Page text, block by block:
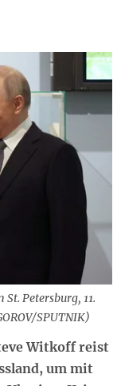
Petersburg, 11.
SPUTNIK)
Witkoff reist
um mit